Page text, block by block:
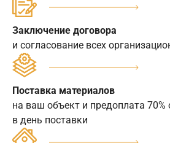
Заключение договора
и согласование всех
Поставка материалов
на ваш объект и предоплата
в день поставки